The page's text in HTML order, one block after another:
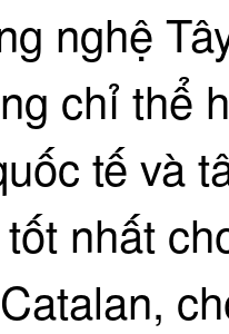
nghệ
chỉ thể
tế và
nhất